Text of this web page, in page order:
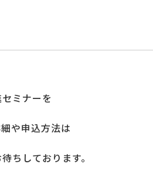
ミナーを
や申込方法は
ちしております。